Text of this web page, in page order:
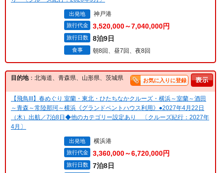
出発地 神戸港
旅行代金 3,520,000～7,040,000円
旅行日数 8泊9日
食事 朝8回、昼7回、夜8回
目的地：北海道、青森県、山形県、茨城県 お気に入りに登録
【飛鳥III】春めぐり 室蘭・東北・ひたちなかクルーズ・横浜～室蘭～酒田
～青森～常陸那珂～横浜《グランドペントハウス利用》●2027年4月22日
（木）出航／7泊8日◆他のカテゴリー設定あり 〔クルーズ紀行：2027年
4月〕
出発地 横浜港
旅行代金 3,360,000～6,720,000円
旅行日数 7泊8日